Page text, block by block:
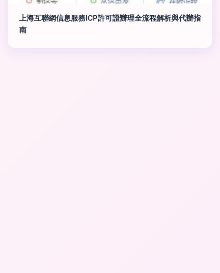
上海互聯網信息服務ICP許可證辦理全流程解析與代辦指
南